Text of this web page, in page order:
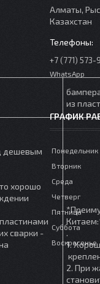
из
дешевым
хорошо
сварки -
.
1.
2. При
Алматы,
Казахстан
+7 (771)
WhatsApp
ГРАФИК
Понедельник
Вторник
Среда
Четверг
Пятница
Суббота
Воскресенье